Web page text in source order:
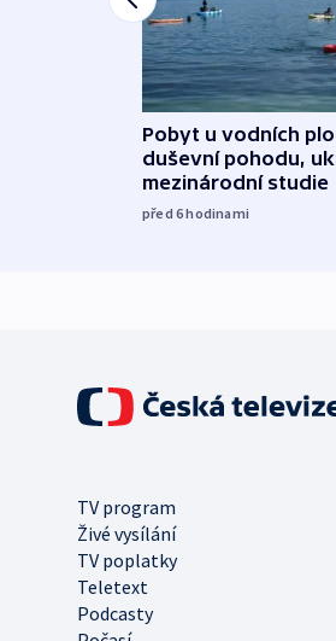
Pobyt u vodních
duševní pohodu,
mezinárodní studie
před 6hodinami
TV program
Živé vysílání
TV poplatky
Teletext
Podcasty